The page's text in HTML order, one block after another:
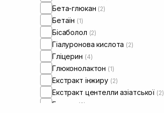
Бета-глюкан (2)
Бетаїн (1)
Бісаболол (2)
Гіалуронова кислота (2)
Гліцерин (4)
Глюконолактон (1)
Екстракт інжиру (2)
Екстракт центелли азіатської (2)
Ензими (2)